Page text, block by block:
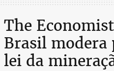
The
Brasil modera
lei da